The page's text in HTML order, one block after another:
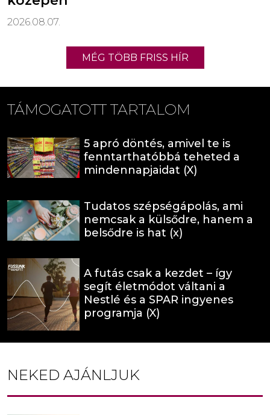
2026.08.07.
MÉG TÖBB FRISS HÍR
TÁMOGATOTT TARTALOM
5 apró döntés, amivel te is
fenntarthatóbbá teheted a
mindennapjaidat (X)
Tudatos szépségápolás, ami
nemcsak a külsődre, hanem a
belsődre is hat (x)
A futás csak a kezdet – így
segít életmódot váltani a
Nestlé és a SPAR ingyenes
programja (X)
NEKED AJÁNLJUK